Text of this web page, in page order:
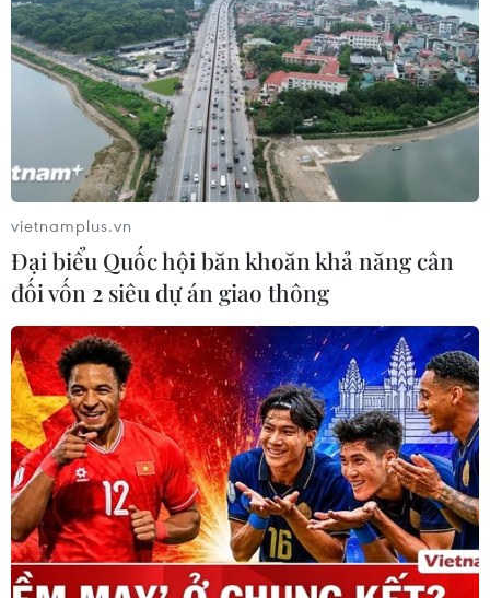
vietnamplus.vn
Đại biểu Quốc hội băn khoăn khả năng cân
đối vốn 2 siêu dự án giao thông